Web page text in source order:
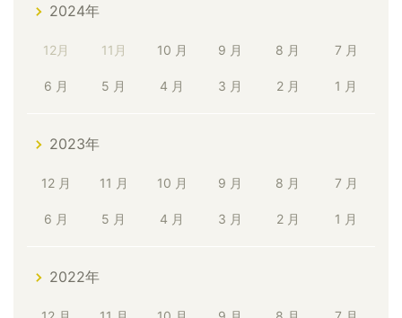
2024年
12月 11月 10 月 9 月 8 月 7 月
6 月 5 月 4 月 3 月 2 月 1 月
2023年
12 月 11 月 10 月 9 月 8 月 7 月
6 月 5 月 4 月 3 月 2 月 1 月
2022年